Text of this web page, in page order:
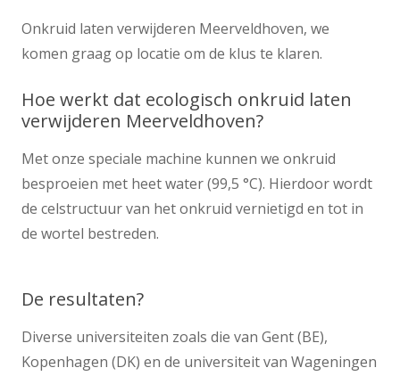
Onkruid laten verwijderen Meerveldhoven, we
komen graag op locatie om de klus te klaren.
Hoe werkt dat ecologisch onkruid laten
verwijderen Meerveldhoven?
Met onze speciale machine kunnen we onkruid
besproeien met heet water (99,5 °C). Hierdoor wordt
de celstructuur van het onkruid vernietigd en tot in
de wortel bestreden.
De resultaten?
Diverse universiteiten zoals die van Gent (BE),
Kopenhagen (DK) en de universiteit van Wageningen